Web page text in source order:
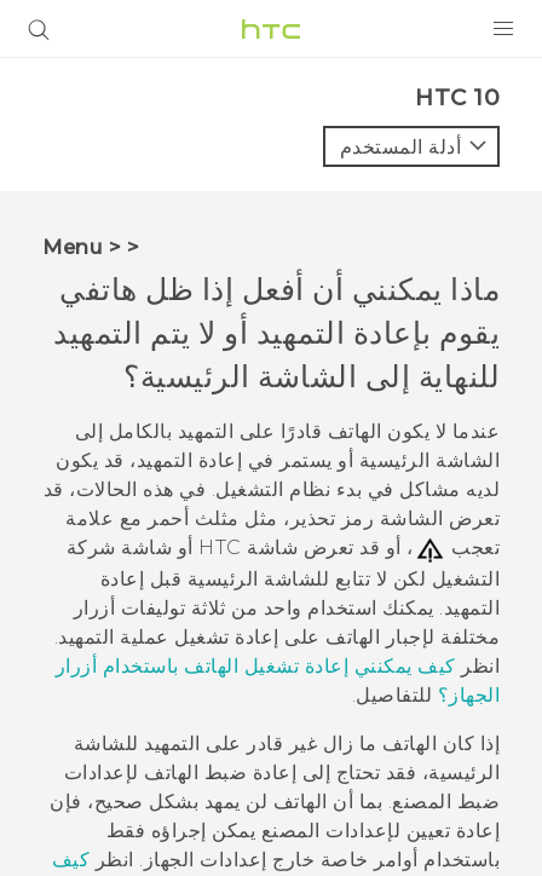
VIVE
VIVERSE
البرامج + التطبيقات
الدعم
أجهزة HTC والملحقات
HTC 10‎
أدلة المستخدم
< < Menu
ماذا يمكنني أن أفعل إذا ظل هاتفي
يقوم بإعادة التمهيد أو لا يتم التمهيد
للنهاية إلى الشاشة الرئيسية؟
عندما لا يكون الهاتف قادرًا على التمهيد بالكامل إلى
الشاشة الرئيسية أو يستمر في إعادة التمهيد، قد يكون
لديه مشاكل في بدء نظام التشغيل. في هذه الحالات، قد
تعرض الشاشة رمز تحذير، مثل مثلث أحمر مع علامة
تعجب
، أو قد تعرض شاشة HTC أو شاشة شركة
التشغيل لكن لا تتابع للشاشة الرئيسية قبل إعادة
التمهيد. يمكنك استخدام واحد من ثلاثة توليفات أزرار
مختلفة لإجبار الهاتف على إعادة تشغيل عملية التمهيد.
انظر كيف يمكنني إعادة تشغيل الهاتف باستخدام أزرار
الجهاز؟ للتفاصيل.
إذا كان الهاتف ما زال غير قادر على التمهيد للشاشة
الرئيسية، فقد تحتاج إلى إعادة ضبط الهاتف لإعدادات
ضبط المصنع. بما أن الهاتف لن يمهد بشكل صحيح، فإن
إعادة تعيين لإعدادات المصنع يمكن إجراؤه فقط
باستخدام أوامر خاصة خارج إعدادات الجهاز. انظر كيف